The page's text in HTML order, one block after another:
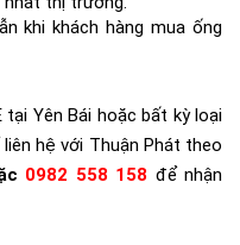
khi khách hàng mua ống
tại Yên Bái hoặc bất kỳ loại
hệ với Thuận Phát theo
0982 558 158 để nhận